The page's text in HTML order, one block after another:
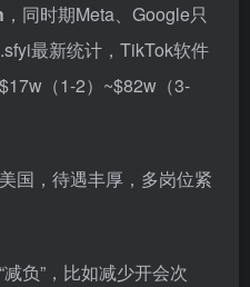
，同时期Meta、Google只
最新统计，TikTok软件
（1-2）~$82w（3-
负”，比如减少开会次